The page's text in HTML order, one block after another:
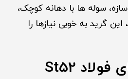
سوله ها با دهانه کوچک،
گرید به خوبی نیازها را
معرفی و مزایای فولاد St52